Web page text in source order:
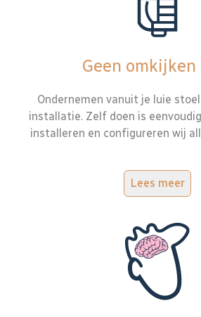
Geen omkijken
Ondernemen vanuit je luie
installatie. Zelf doen is
installeren en configureren wij
Lees meer